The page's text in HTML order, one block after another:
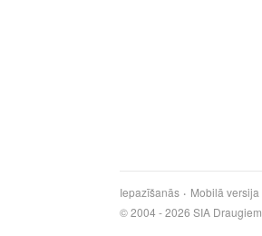
Iepazīšanās Mobilā versija
© 2004 - 2026 SIA Draugiem